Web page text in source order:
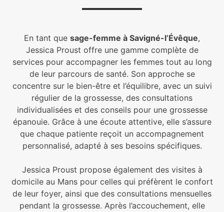
En tant que sage-femme à Savigné-l’Évêque,
Jessica Proust offre une gamme complète de
services pour accompagner les femmes tout au long
de leur parcours de santé. Son approche se
concentre sur le bien-être et l’équilibre, avec un suivi
régulier de la grossesse, des consultations
individualisées et des conseils pour une grossesse
épanouie. Grâce à une écoute attentive, elle s’assure
que chaque patiente reçoit un accompagnement
personnalisé, adapté à ses besoins spécifiques.
Jessica Proust propose également des visites à
domicile au Mans pour celles qui préfèrent le confort
de leur foyer, ainsi que des consultations mensuelles
pendant la grossesse. Après l’accouchement, elle